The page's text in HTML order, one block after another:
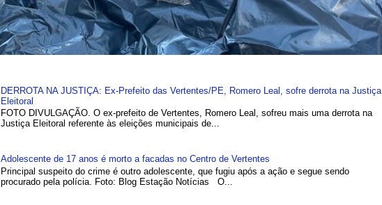
DERROTA NA JUSTIÇA: Ex-Prefeito das Vertentes/PE, Romero Leal, sofre derrota na Justiça
Eleitoral
FOTO DIVULGAÇÃO. O ex-prefeito de Vertentes, Romero Leal, sofreu mais uma derrota na
Justiça Eleitoral referente às eleições municipais de...
Adolescente de 17 anos é morto a facadas no Centro de Vertentes
Principal suspeito do crime é outro adolescente, que fugiu após a ação e segue sendo
procurado pela polícia. Foto: Blog Estação Notícias O...